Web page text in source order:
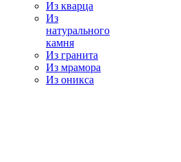
Из кварца
Из
натурального
камня
Из гранита
Из мрамора
Из оникса